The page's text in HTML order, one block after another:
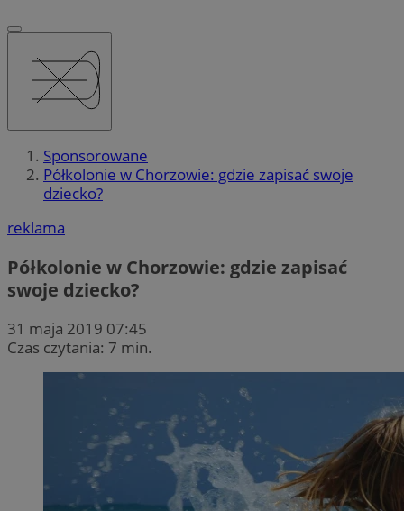
Sponsorowane
Półkolonie w Chorzowie: gdzie zapisać swoje
dziecko?
reklama
Półkolonie w Chorzowie: gdzie zapisać
swoje dziecko?
31 maja 2019 07:45
Czas czytania: 7 min.